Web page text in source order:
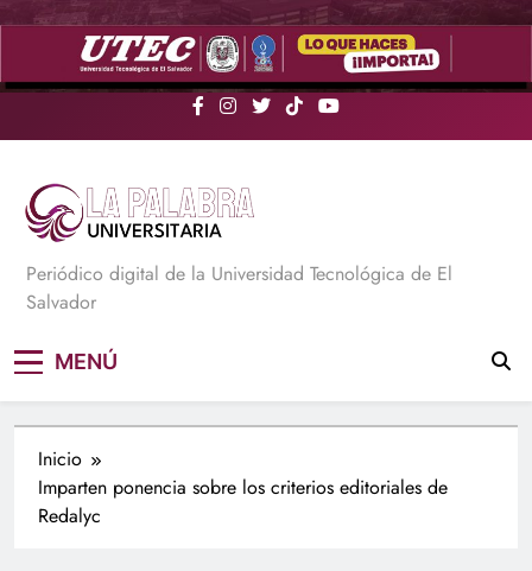
Saltar
La Palabra Universitaria
Periódico digital de la Universidad Tecnológica de El
Salvador
MENÚ
Inicio
Imparten ponencia sobre los criterios editoriales de
Redalyc